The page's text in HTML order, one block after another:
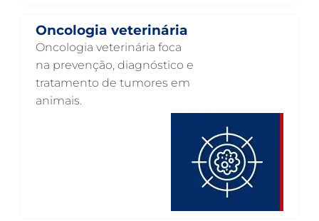
HOSPITAL PARA ANIMAIS EM GUARULHOS
HEMATOLOGIA VETERINÁRIA EM GUARULHOS
GASTROENTEROLOGIA VETERINÁRIA EM GUARULHOS
FARMÁCIA VETERINÁRIA EM GUARULHOS
Oncologia veterinária
Oncologia veterinária foca
na prevenção, diagnóstico e
tratamento de tumores em
animais.